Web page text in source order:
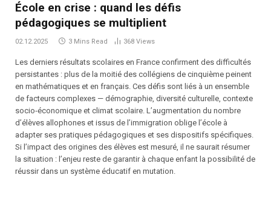
École en crise : quand les défis
pédagogiques se multiplient
02.12.2025 3 Mins Read 368 Views
Les derniers résultats scolaires en France confirment des difficultés
persistantes : plus de la moitié des collégiens de cinquième peinent
en mathématiques et en français. Ces défis sont liés à un ensemble
de facteurs complexes — démographie, diversité culturelle, contexte
socio‑économique et climat scolaire. L’augmentation du nombre
d’élèves allophones et issus de l’immigration oblige l’école à
adapter ses pratiques pédagogiques et ses dispositifs spécifiques.
Si l’impact des origines des élèves est mesuré, il ne saurait résumer
la situation : l’enjeu reste de garantir à chaque enfant la possibilité de
réussir dans un système éducatif en mutation.